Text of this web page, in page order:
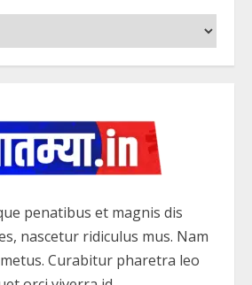
penatibus et magnis dis
nascetur ridiculus mus. Nam
Curabitur pharetra leo